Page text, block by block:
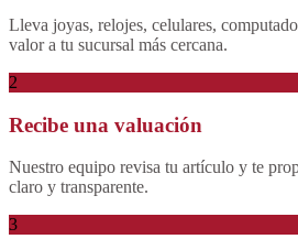
Lleva joyas, relojes, celulares,
valor a tu sucursal más cercana.
2
Recibe una valuación
Nuestro equipo revisa tu artículo y te
claro y transparente.
3